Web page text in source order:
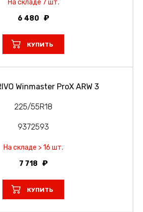
На складе 7 шт.
6 480
КУПИТЬ
Winmaster ProX ARW 3
225/55R18
9372593
На складе > 16 шт.
7 718
КУПИТЬ